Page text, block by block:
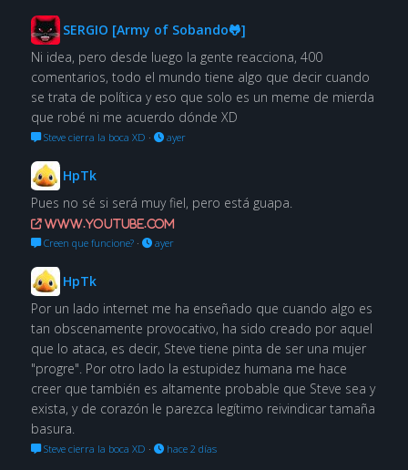
SERGIO [Army of Sobando🐸]
Ni idea, pero desde luego la gente reacciona, 400
comentarios, todo el mundo tiene algo que decir cuando
se trata de política y eso que solo es un meme de mierda
que robé ni me acuerdo dónde XD
Steve cierra la boca XD · ayer
HpTk
Pues no sé si será muy fiel, pero está guapa.
www.youtube.com
Creen que funcione?· ayer
HpTk
Por un lado internet me ha enseñado que cuando algo es
tan obscenamente provocativo, ha sido creado por aquel
que lo ataca, es decir, Steve tiene pinta de ser una mujer
"progre". Por otro lado la estupidez humana me hace
creer que también es altamente probable que Steve sea y
exista, y de corazón le parezca legítimo reivindicar tamaña
basura.
Steve cierra la boca XD · hace 2 días